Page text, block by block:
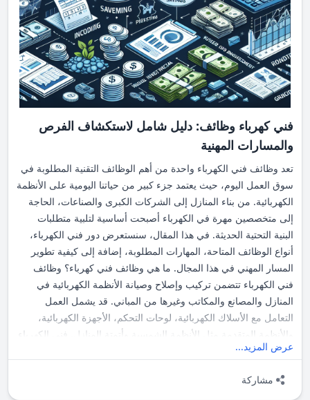
فني كهرباء وظائف: دليل شامل لاستكشاف الفرص
والمسارات المهنية
تعد وظائف فني الكهرباء واحدة من أهم الوظائف التقنية المطلوبة في
سوق العمل اليوم، حيث يعتمد جزء كبير من حياتنا اليومية على الأنظمة
الكهربائية. من بناء المنازل إلى الشركات الكبرى والصناعات، الحاجة
إلى متخصصين مهرة في الكهرباء أصبحت أساسية لتلبية متطلبات
البنية التحتية الحديثة. في هذا المقال، سنستعرض دور فني الكهرباء،
أنواع الوظائف المتاحة، المهارات المطلوبة، إضافة إلى كيفية تطوير
المسار المهني في هذا المجال. ما هي وظائف فني كهرباء؟ وظائف
فني الكهرباء تتضمن تركيب وإصلاح وصيانة الأنظمة الكهربائية في
المنازل والمصانع والمكاتب وغيرها من المباني. قد يشمل العمل
التعامل مع الأسلاك الكهربائية، لوحات التحكم، الأجهزة الكهربائية،
والأنظمة المتقدمة مثل الأنظمة الشمسية وأتمتة المنازل. فني الكهرباء
يلعب دوراً محورياً ليس فقط في إنشاء الأنظمة الجديدة ولكن أيضاً في
كهرباء يمكن تقسيم وظائف فني الكهرباء إلى عدة أنواع حسب طبيعة
عرض المزيد...
مشاركة